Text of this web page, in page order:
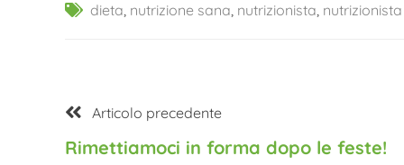
dieta, nutrizione sana, nutrizionista,
Navigazione
Articolo precedenteArticolo
precedente:
Rimettiamoci in forma dopo le feste!